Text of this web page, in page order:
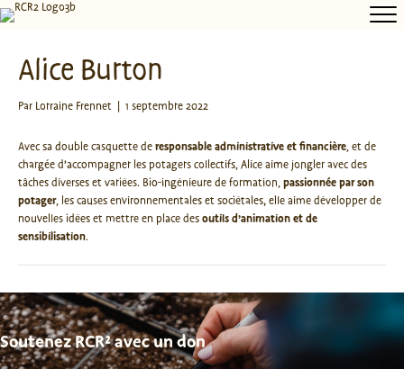
Alice Burton
Par Lorraine Frennet | 1 septembre 2022
Avec sa double casquette deresponsable administrative et financière, et de
chargée d’accompagner les potagers collectifs, Alice aime jongler avec des
tâches diverses et variées. Bio-ingénieure de formation,passionnée par son
potager, les causes environnementales et sociétales, elle aime développer de
nouvelles idées et mettre en place desoutils d’animation et de
sensibilisation.
Soutenez RCR² avec un don